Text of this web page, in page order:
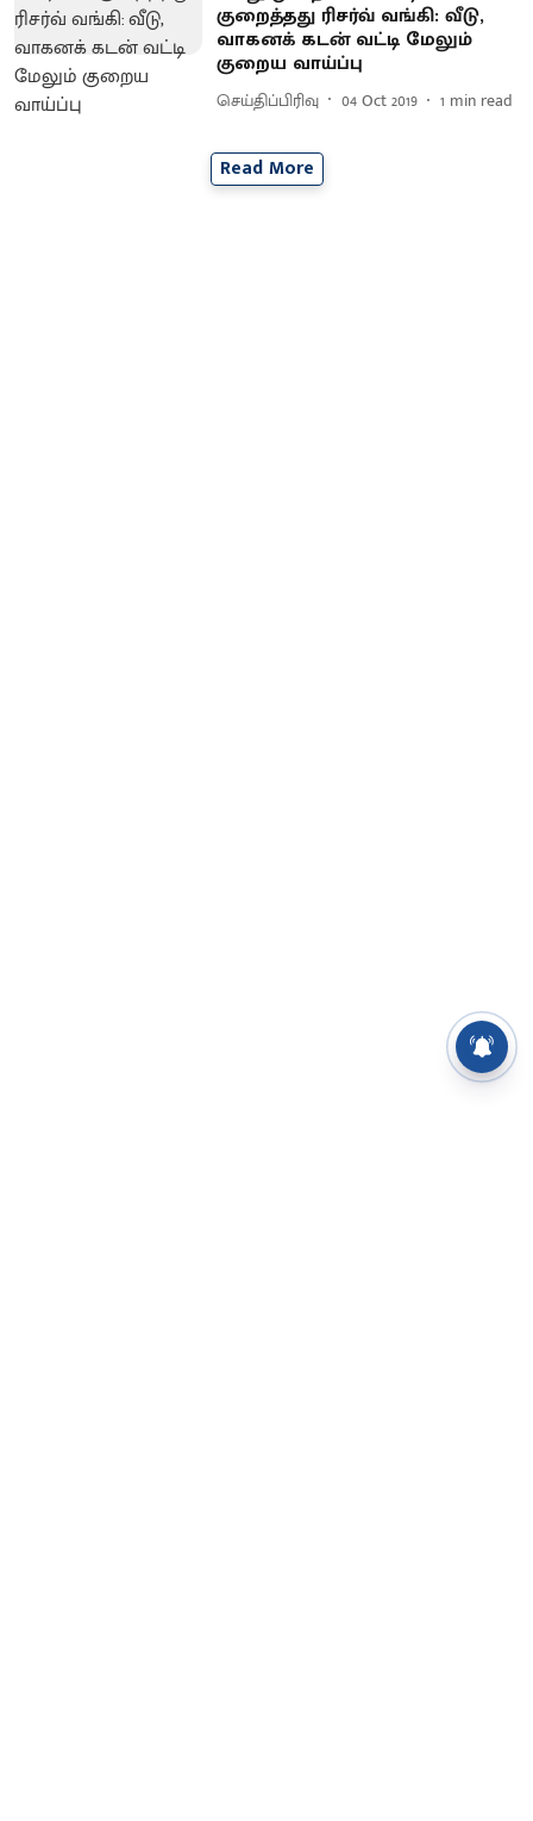
குறைத்தது ரிசர்வ் வங்கி: வீடு,
வாகனக் கடன் வட்டி மேலும்
குறைய வாய்ப்பு
செய்திப்பிரிவு 04 Oct 2019 1 min read
Read More